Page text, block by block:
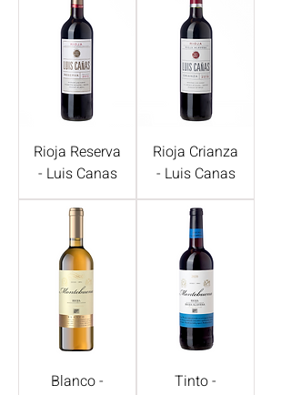
Rioja Reserva
- Luis Canas
Rioja Crianza
- Luis Canas
Blanco -
Tinto -